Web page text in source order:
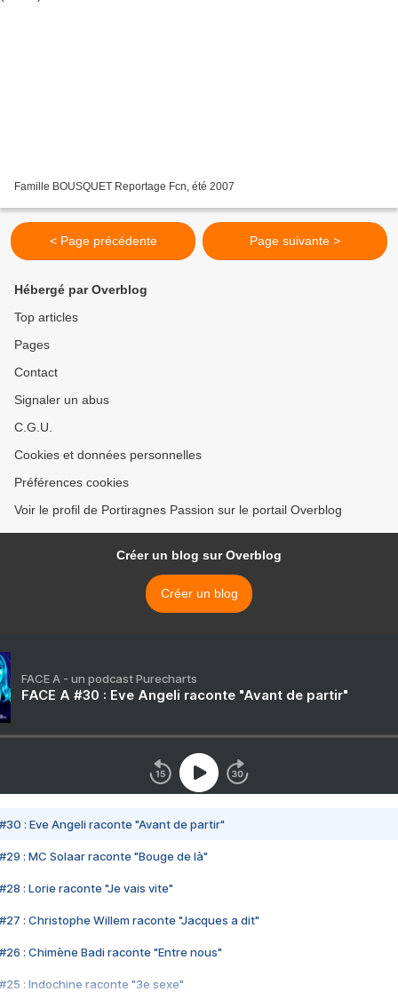
Famille BOUSQUET Reportage Fcn, été 2007
< Page précédente Page suivante >
Hébergé par Overblog
Top articles
Pages
Contact
Signaler un abus
C.G.U.
Cookies et données personnelles
Préférences cookies
Voir le profil de Portiragnes Passion sur le portail Overblog
Créer un blog sur Overblog
Créer un blog
FACE A - un podcast Purecharts
FACE A #30 : Eve Angeli raconte "Avant de partir"
#30 : Eve Angeli raconte "Avant de partir"
#29 : MC Solaar raconte "Bouge de là"
#28 : Lorie raconte "Je vais vite"
#27 : Christophe Willem raconte "Jacques a dit"
#26 : Chimène Badi raconte "Entre nous"
#25 : Indochine raconte "3e sexe"